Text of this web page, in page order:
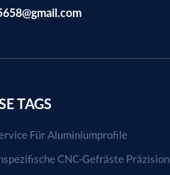
TAGS
Für Aluminiumprofile
CNC-Gefräste Präzision